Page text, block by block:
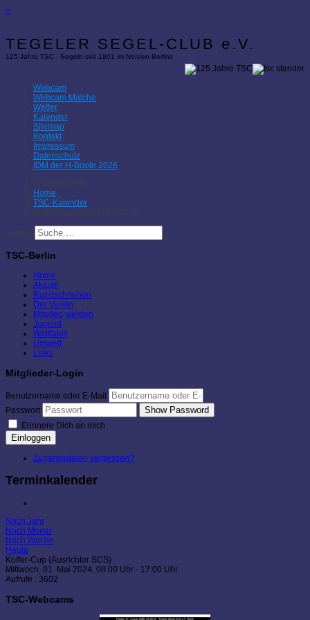
×
TEGELER SEGEL-CLUB e.V.
125 Jahre TSC - Segeln seit 1901 im Norden Berlins
Webcam
Webcam Malche
Wetter
Kalender
Sitemap
Kontakt
Impressum
Datenschutz
IDM der H-Boote 2026
Aktuelle Seite:
Home
TSC-Kalender
Koffer-Cup (Ausrichter SCS)
Suchen
TSC-Berlin
Home
Aktuell
Rundschreiben
Der Verein
Mitglied werden
Jugend
Wettfahrt
Umwelt
Links
Mitglieder-Login
Benutzername oder E-Mail
Passwort
Show Password
Erinnere Dich an mich
Einloggen
Zugangsdaten vergessen?
Terminkalender
Nach Jahr
Nach Monat
Nach Woche
Heute
Koffer-Cup (Ausrichter SCS)
Mittwoch, 01. Mai 2024, 08:00 Uhr - 17:00 Uhr
Aufrufe : 3602
TSC-Webcams